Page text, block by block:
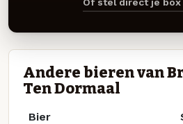
Of stel direct je
Andere bieren van
Ten Dormaal
Bier